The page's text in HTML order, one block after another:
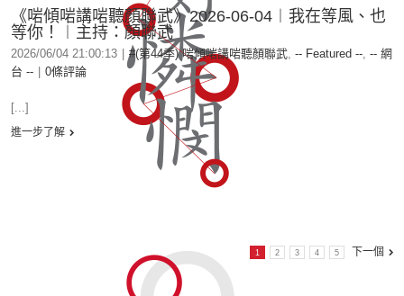
《啱傾啱講啱聽顏聯武》2026-06-04︱我在等風、也
等你！︱主持：顏聯武
2026/06/04 21:00:13 #(第44季) 啱傾啱講啱聽顏聯武, -- Featured --, -- 網
台 --
0條評論
[...]
進一步了解
1 2 3 4 5 下一個